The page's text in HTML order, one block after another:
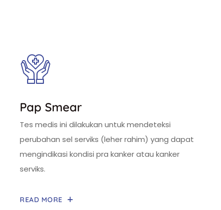
Pap Smear
Tes medis ini dilakukan untuk mendeteksi
perubahan sel serviks (leher rahim) yang dapat
mengindikasi kondisi pra kanker atau kanker
serviks.
READ MORE